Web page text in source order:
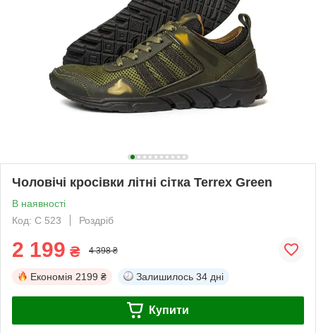
Чоловічі кросівки літні сітка Terrex Green
В наявності
Код: C 523
Роздріб
2 199 ₴ 4 398 ₴
Економія 2199 ₴ Залишилось 34 дні
Купити